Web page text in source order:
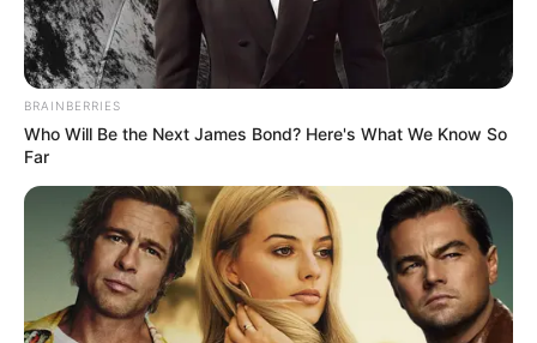
BRAINBERRIES
Who Will Be the Next James Bond? Here's What We Know So
Far